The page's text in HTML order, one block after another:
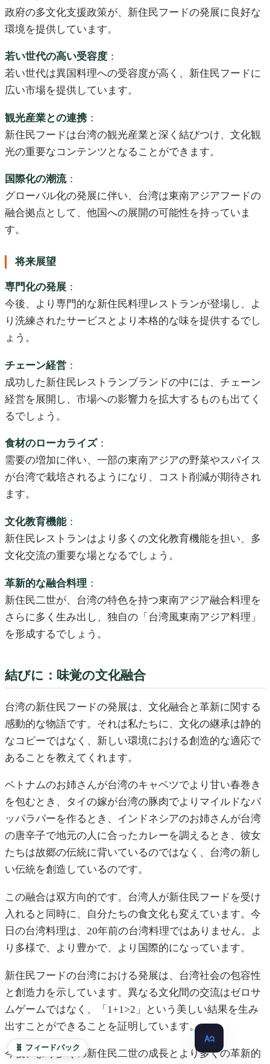
政府の多文化支援政策が、新住民フードの発展に良好な
環境を提供しています。
若い世代の高い受容度 ：
若い世代は異国料理への受容度が高く、新住民フードに
広い市場を提供しています。
観光産業との連携 ：
新住民フードは台湾の観光産業と深く結びつけ、文化観
光の重要なコンテンツとなることができます。
国際化の潮流：
グローバル化の発展に伴い、台湾は東南アジアフードの
融合拠点として、他国への展開の可能性を持っていま
す。
将来展望
専門化の発展 ：
今後、より専門的な新住民料理レストランが登場し、よ
り洗練されたサービスとより本格的な味を提供するでし
ょう。
チェーン経営 ：
成功した新住民レストランブランドの中には、チェーン
経営を展開し、市場への影響力を拡大するものも出てく
るでしょう。
食材のローカライズ：
需要の増加に伴い、一部の東南アジアの野菜やスパイス
が台湾で栽培されるようになり、コスト削減が期待され
ます。
文化教育機能：
新住民レストランはより多くの文化教育機能を担い、多
文化交流の重要な場となるでしょう。
革新的な融合料理 ：
新住民二世が、台湾の特色を持つ東南アジア融合料理を
さらに多く生み出し、独自の「台湾風東南アジア料理」
を形成するでしょう。
結びに：味覚の文化融合
台湾の新住民フードの発展は、文化融合と革新に関する
感動的な物語です。それは私たちに、文化の継承は静的
なコピーではなく、新しい環境における創造的な適応で
あることを教えてくれます。
ベトナムのお姉さんが台湾のキャベツでより甘い春巻き
を包むとき、タイの嫁が台湾の豚肉でよりマイルドなパ
ッパラパーを作るとき、インドネシアのお姉さんが台湾
の唐辛子で地元の人に合ったカレーを調えるとき、彼女
たちは故郷の伝統に背いているのではなく、台湾の新し
い伝統を創造しているのです。
この融合は双方向的です。台湾人が新住民フードを受け
入れると同時に、自分たちの食文化も変えています。今
日の台湾料理は、20年前の台湾料理ではありません。よ
り多様で、より豊かで、より国際的になっています。
新住民フードの台湾における発展は、台湾社会の包容性
と創造力を示しています。異なる文化間の交流はゼロサ
ムゲームではなく、「1+1>2」という美しい結果を生み
出すことができることを証明しています。
今後、より多くの新住民二世の成長とより多くの革新的
🧬 フィードバック